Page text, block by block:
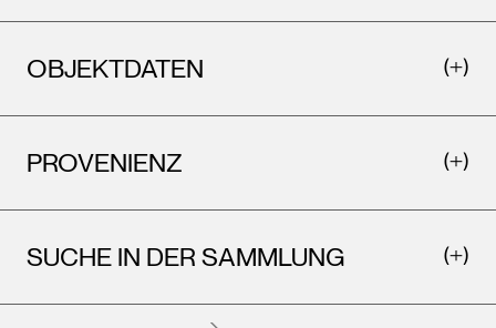
OBJEKTDATEN
PROVENIENZ
SUCHE IN DER SAMMLUNG